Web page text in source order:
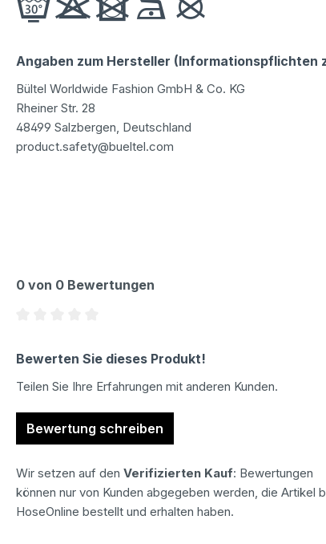
Angaben zum Hersteller (Informationspflichten
Bültel Worldwide Fashion GmbH & Co. KG
Rheiner Str. 28
48499 Salzbergen, Deutschland
product.safety@bueltel.com
0 von 0 Bewertungen
Bewerten Sie dieses Produkt!
Teilen Sie Ihre Erfahrungen mit anderen Kunden.
Bewertung schreiben
Wir setzen auf den Verifizierten Kauf: Bewertungen
können nur von Kunden abgegeben werden, die Artikel
HoseOnline bestellt und erhalten haben.